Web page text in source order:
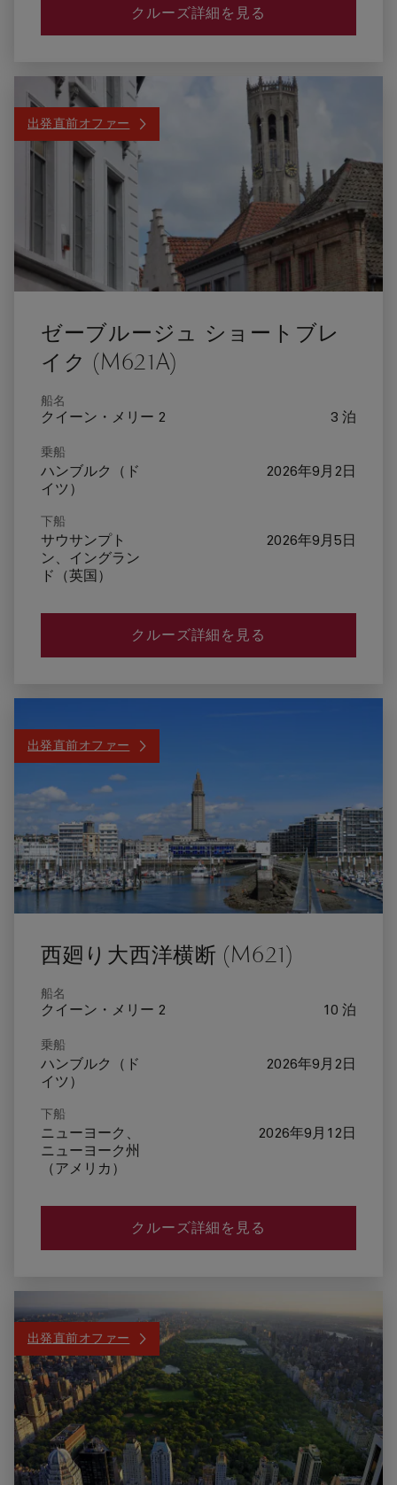
クルーズ詳細を見る
出発直前オファー
ゼーブルージュ ショートブレ
イク (M621A)
船名
クイーン・メリー 2 3 泊
乗船
ハンブルク（ド
イツ）
2026年9月2日
下船
サウサンプト
ン、イングラン
ド（英国）
2026年9月5日
クルーズ詳細を見る
出発直前オファー
西廻り大西洋横断 (M621)
船名
クイーン・メリー 2 10 泊
乗船
ハンブルク（ド
イツ）
2026年9月2日
下船
ニューヨーク、
ニューヨーク州
（アメリカ）
2026年9月12日
クルーズ詳細を見る
出発直前オファー